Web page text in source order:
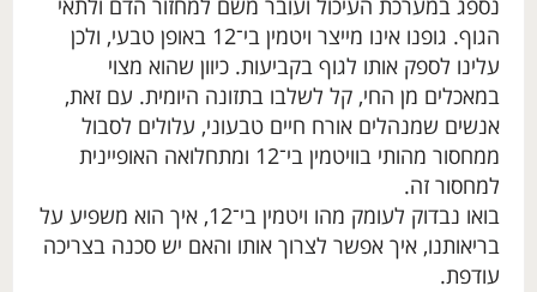
נספג במערכת העיכול ועובר משם למחזור הדם ולתאי
הגוף. גופנו אינו מייצר ויטמין בי־12 באופן טבעי, ולכן
עלינו לספק אותו לגוף בקביעות. כיוון שהוא מצוי
במאכלים מן החי, קל לשלבו בתזונה היומית. עם זאת,
אנשים שמנהלים אורח חיים טבעוני, עלולים לסבול
ממחסור מהותי בוויטמין בי־12 ומתחלואה האופיינית
למחסור זה.
בואו נבדוק לעומק מהו ויטמין בי־12, איך הוא משפיע על
בריאותנו, איך אפשר לצרוך אותו והאם יש סכנה בצריכה
עודפת.